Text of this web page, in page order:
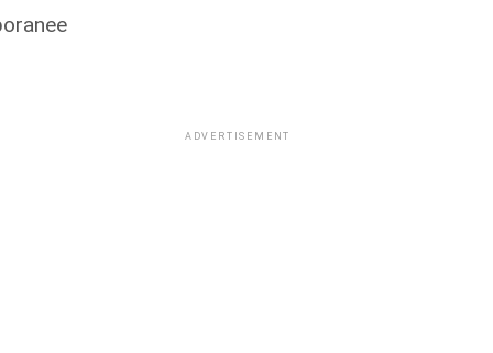
ADVERTISEMENT